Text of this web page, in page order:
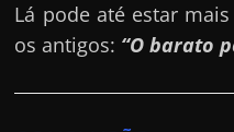
Lá pode até estar
os antigos: “O barato